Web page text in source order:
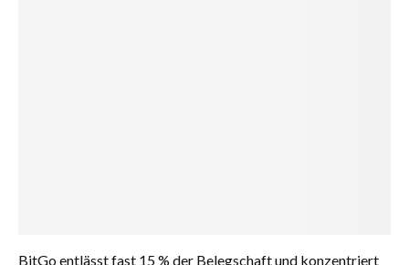
BitGo entlässt fast 15 % der Belegschaft und konzentriert